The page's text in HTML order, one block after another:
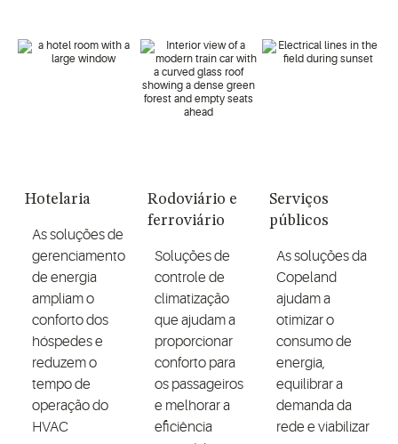
Hotelaria
As soluções de
gerenciamento
de energia
ampliam o
conforto dos
hóspedes e
reduzem o
tempo de
operação do
HVAC
Rodoviário e
ferroviário
Soluções de
controle de
climatização
que ajudam a
proporcionar
conforto para
os passageiros
e melhorar a
eficiência
Serviços
públicos
As soluções da
Copeland
ajudam a
otimizar o
consumo de
energia,
equilibrar a
demanda da
rede e viabilizar